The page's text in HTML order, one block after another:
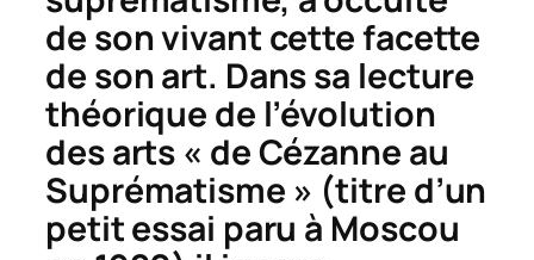
de son vivant cette facette
de son art. Dans sa lecture
théorique de l’évolution
des arts « de Cézanne au
Suprématisme » (titre d’un
petit essai paru à Moscou